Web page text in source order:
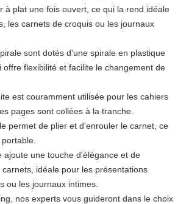
à plat une fois ouvert, ce qui la rend idéale
les carnets de croquis ou les journaux
sont dotés d'une spirale en plastique
offre flexibilité et facilite le changement de
est couramment utilisée pour les cahiers
pages sont collées à la tranche.
permet de plier et d'enrouler le carnet, ce
ajoute une touche d'élégance et de
idéale pour les présentations
ou les journaux intimes.
nos experts vous guideront dans le choix